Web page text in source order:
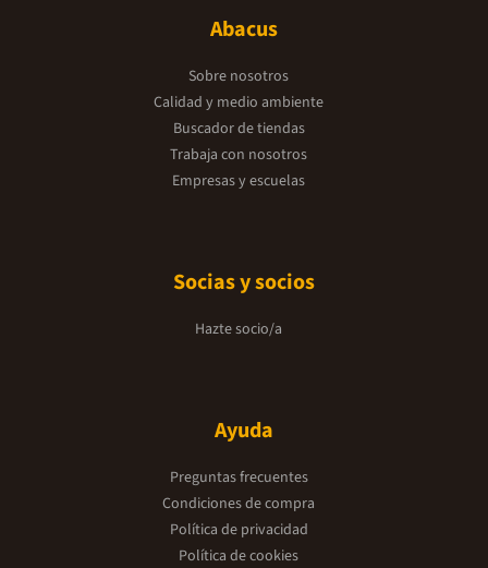
Abacus
Sobre nosotros
Calidad y medio ambiente
Buscador de tiendas
Trabaja con nosotros
Empresas y escuelas
Socias y socios
Hazte socio/a
Ayuda
Preguntas frecuentes
Condiciones de compra
Política de privacidad
Política de cookies